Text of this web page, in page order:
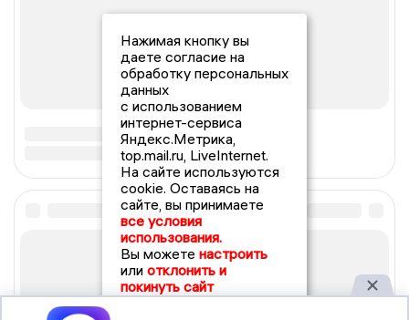
Нажимая кнопку вы
даете согласие на
обработку персональных
данных
с использованием
интернет-сервиса
Яндекс.Метрика,
top.mail.ru, LiveInternet.
На сайте используются
cookie. Оставаясь на
сайте, вы принимаете
все условия
использования.
Вы можете настроить
или отклонить и
покинуть сайт